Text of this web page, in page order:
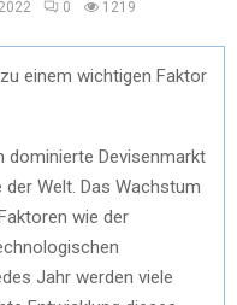
0 1219
einem wichtigen Faktor
dominierte Devisenmarkt
Welt. Das Wachstum
wie der
Jahr werden viele